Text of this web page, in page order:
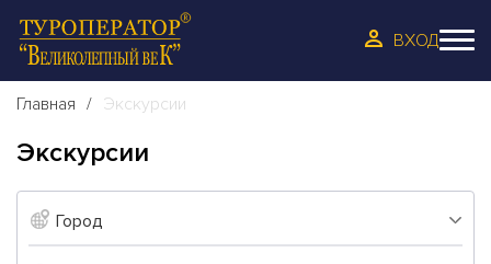
ВХОД
Главная Экскурсии
Экскурсии
Город